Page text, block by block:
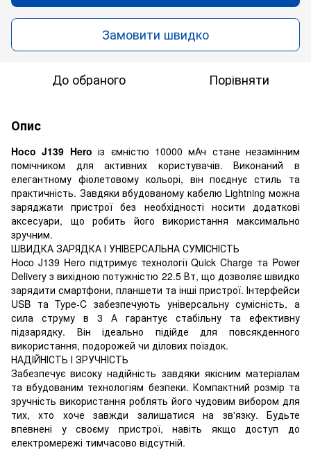
Замовити швидко
До обраного Порівняти
Опис
Hoco J139 Heroіз ємністю 10000 мАч стане незамінним
помічником для активних користувачів. Виконаний в
елегантному фіолетовому кольорі, він поєднує стиль та
практичність. Завдяки вбудованому кабелю Lightning можна
заряджати пристрої без необхідності носити додаткові
аксесуари, що робить його використання максимально
зручним.
ШВИДКА ЗАРЯДКА І УНІВЕРСАЛЬНА СУМІСНІСТЬ
Hoco J139 Hero підтримує технології Quick Charge та Power
Delivery з вихідною потужністю 22.5 Вт, що дозволяє швидко
зарядити смартфони, планшети та інші пристрої. Інтерфейси
USB та Type-C забезпечують універсальну сумісність, а
сила струму в 3 А гарантує стабільну та ефективну
підзарядку. Він ідеально підійде для повсякденного
використання, подорожей чи ділових поїздок.
НАДІЙНІСТЬ І ЗРУЧНІСТЬ
Забезпечує високу надійність завдяки якісним матеріалам
та вбудованим технологіям безпеки. Компактний розмір та
зручність використання роблять його чудовим вибором для
тих, хто хоче завжди залишатися на зв'язку. Будьте
впевнені у своєму пристрої, навіть якщо доступ до
електромережі тимчасово відсутній.